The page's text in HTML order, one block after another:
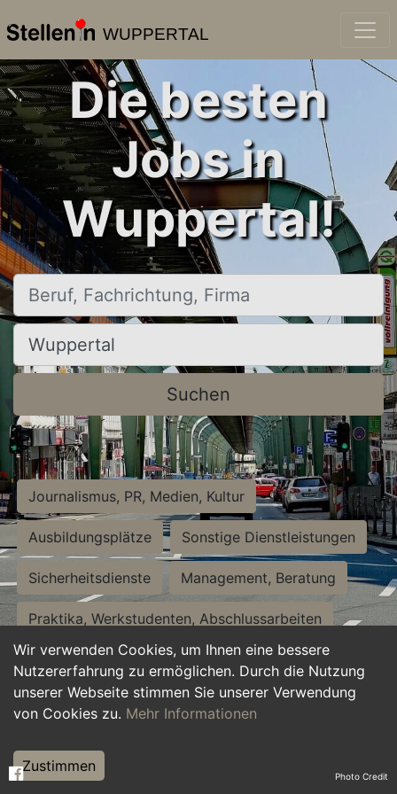
WUPPERTAL
Wir verwenden Cookies, um Ihnen eine bessere
Nutzererfahrung zu ermöglichen. Durch die Nutzung
unserer Webseite stimmen Sie unserer Verwendung
von Cookies zu. Mehr Informationen
Zustimmen
Die besten
Jobs in
Wuppertal!
Beruf, Fachrichtung, Firma
Ort, Stadt
Suchen
Journalismus, PR, Medien, Kultur
Ausbildungsplätze Sonstige Dienstleistungen
Sicherheitsdienste Management, Beratung
Praktika, Werkstudenten, Abschlussarbeiten
Personalwesen Assistenz, Sekretariat
Hilfskräfte, Aushilfs- und Nebenjobs
Weiterbildung, Studium, duale Ausbildung Photo Credit